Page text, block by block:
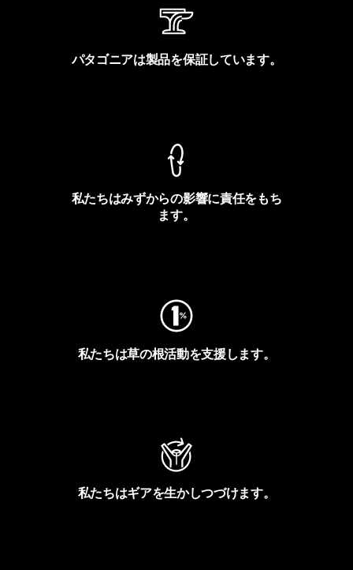
パタゴニアは製品を保証しています。
私たちはみずからの影響に責任をもち
ます。
私たちは草の根活動を支援します。
私たちはギアを生かしつづけます。